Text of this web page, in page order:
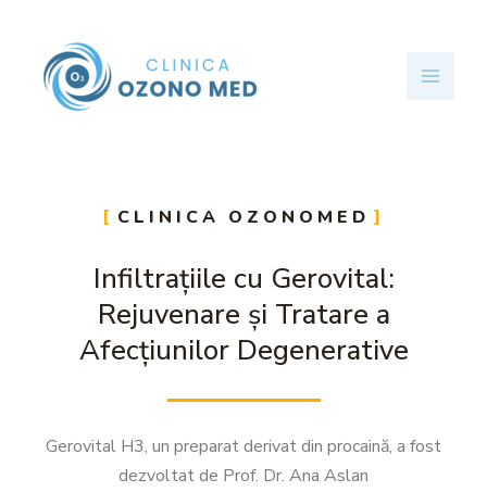
content
Menu
CLINICA OZONOMED
Infiltrațiile cu Gerovital:
Rejuvenare și Tratare a
Afecțiunilor Degenerative
Gerovital H3, un preparat derivat din procaină, a fost
dezvoltat de Prof. Dr. Ana Aslan